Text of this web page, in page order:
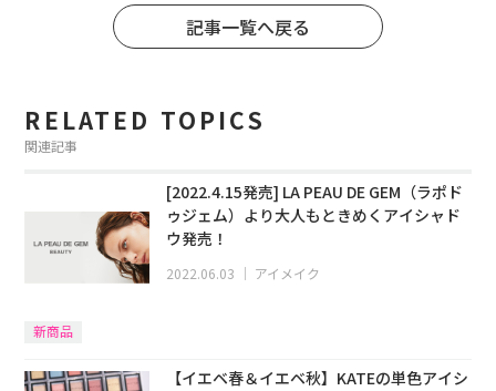
記事一覧へ戻る
RELATED TOPICS
関連記事
[2022.4.15発売] LA PEAU DE GEM（ラポド
ゥジェム）より大人もときめくアイシャド
ウ発売！
2022.06.03 ｜ アイメイク
新商品
【イエベ春＆イエベ秋】KATEの単色アイシ